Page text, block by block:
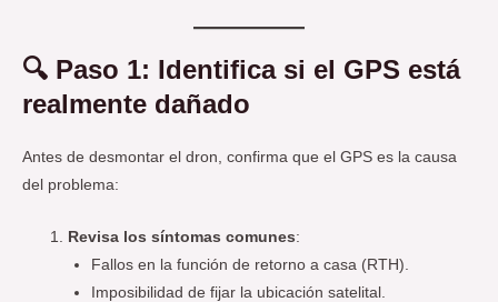
🔍 Paso 1: Identifica si el GPS está
realmente dañado
Antes de desmontar el dron, confirma que el GPS es la causa
del problema:
Revisa los síntomas comunes:
Fallos en la función de retorno a casa (RTH).
Imposibilidad de fijar la ubicación satelital.